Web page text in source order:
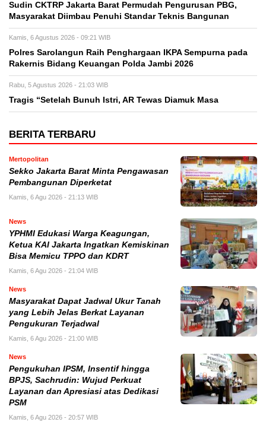
Sudin CKTRP Jakarta Barat Permudah Pengurusan PBG,
Masyarakat Diimbau Penuhi Standar Teknis Bangunan
Kamis, 6 Agustus 2026 - 09:21 WIB
Polres Sarolangun Raih Penghargaan IKPA Sempurna pada
Rakernis Bidang Keuangan Polda Jambi 2026
Rabu, 5 Agustus 2026 - 21:03 WIB
Tragis “Setelah Bunuh Istri, AR Tewas Diamuk Masa
BERITA TERBARU
Mertopolitan
Sekko Jakarta Barat Minta Pengawasan
Pembangunan Diperketat
Kamis, 6 Agu 2026 - 21:13 WIB
News
YPHMI Edukasi Warga Keagungan,
Ketua KAI Jakarta Ingatkan Kemiskinan
Bisa Memicu TPPO dan KDRT
Kamis, 6 Agu 2026 - 21:04 WIB
News
Masyarakat Dapat Jadwal Ukur Tanah
yang Lebih Jelas Berkat Layanan
Pengukuran Terjadwal
Kamis, 6 Agu 2026 - 21:00 WIB
News
Pengukuhan IPSM, Insentif hingga
BPJS, Sachrudin: Wujud Perkuat
Layanan dan Apresiasi atas Dedikasi
PSM
Kamis, 6 Agu 2026 - 20:57 WIB